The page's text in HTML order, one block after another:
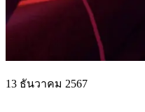
13 ธันวาคม 2567